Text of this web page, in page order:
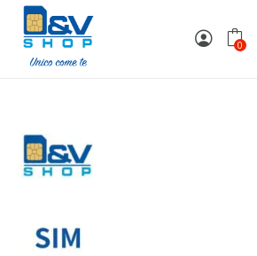
0
320X605030 Da Attivare